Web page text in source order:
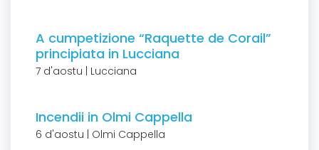
A cumpetizione “Raquette de Corail”
principiata in Lucciana
7 d'aostu | Lucciana
Incendii in Olmi Cappella
6 d'aostu | Olmi Cappella